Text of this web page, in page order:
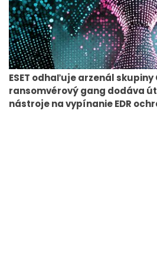
ESET odhaľuje arzenál
ransomvérový gang dodáva
nástroje na vypínanie EDR